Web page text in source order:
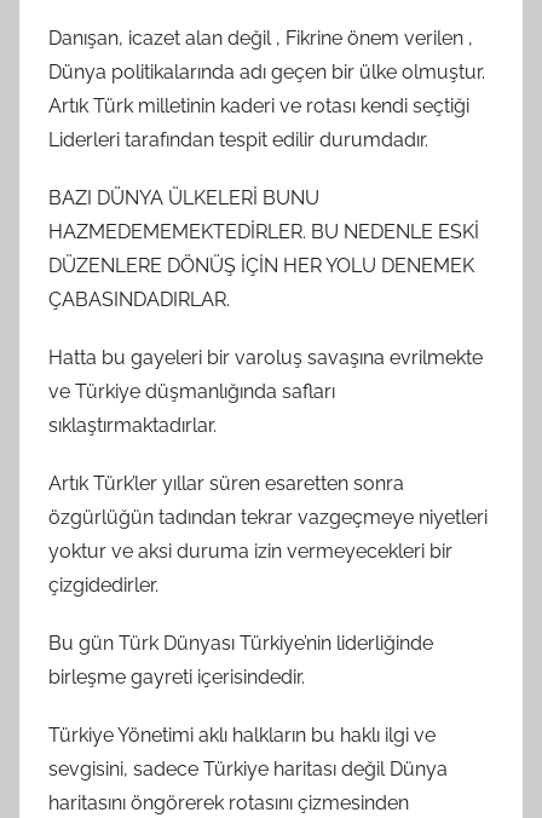
Danışan, icazet alan değil , Fikrine önem verilen ,
Dünya politikalarında adı geçen bir ülke olmuştur.
Artık Türk milletinin kaderi ve rotası kendi seçtiği
Liderleri tarafından tespit edilir durumdadır.
BAZI DÜNYA ÜLKELERİ BUNU
HAZMEDEMEMEKTEDİRLER. BU NEDENLE ESKİ
DÜZENLERE DÖNÜŞ İÇİN HER YOLU DENEMEK
ÇABASINDADIRLAR.
Hatta bu gayeleri bir varoluş savaşına evrilmekte
ve Türkiye düşmanlığında safları
sıklaştırmaktadırlar.
Artık Türk’ler yıllar süren esaretten sonra
özgürlüğün tadından tekrar vazgeçmeye niyetleri
yoktur ve aksi duruma izin vermeyecekleri bir
çizgidedirler.
Bu gün Türk Dünyası Türkiye’nin liderliğinde
birleşme gayreti içerisindedir.
Türkiye Yönetimi aklı halkların bu haklı ilgi ve
sevgisini, sadece Türkiye haritası değil Dünya
haritasını öngörerek rotasını çizmesinden